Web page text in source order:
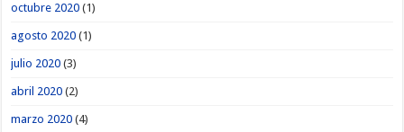
octubre 2020 (1)
agosto 2020 (1)
julio 2020 (3)
abril 2020 (2)
marzo 2020 (4)